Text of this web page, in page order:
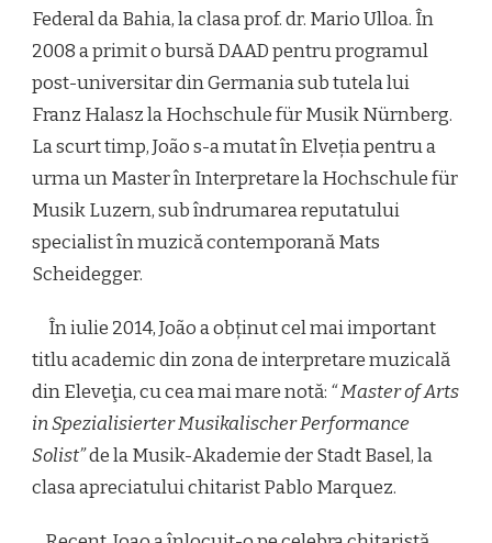
Federal da Bahia, la clasa prof. dr. Mario Ulloa. În
2008 a primit o bursă DAAD pentru programul
post-universitar din Germania sub tutela lui
Franz Halasz la Hochschule für Musik Nürnberg.
La scurt timp, João s-a mutat în Elveția pentru a
urma un Master în Interpretare la Hochschule für
Musik Luzern, sub îndrumarea reputatului
specialist în muzică contemporană Mats
Scheidegger.
În iulie 2014, João a obținut cel mai important
titlu academic din zona de interpretare muzicală
din Eleveţia, cu cea mai mare notă: “ Master of Arts
in Spezialisierter Musikalischer Performance
Solist”de la Musik-Akademie der Stadt Basel, la
clasa apreciatului chitarist Pablo Marquez.